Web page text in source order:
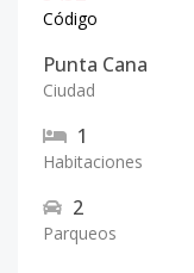
Código
Punta Cana
Ciudad
1
Habitaciones
2
Parqueos